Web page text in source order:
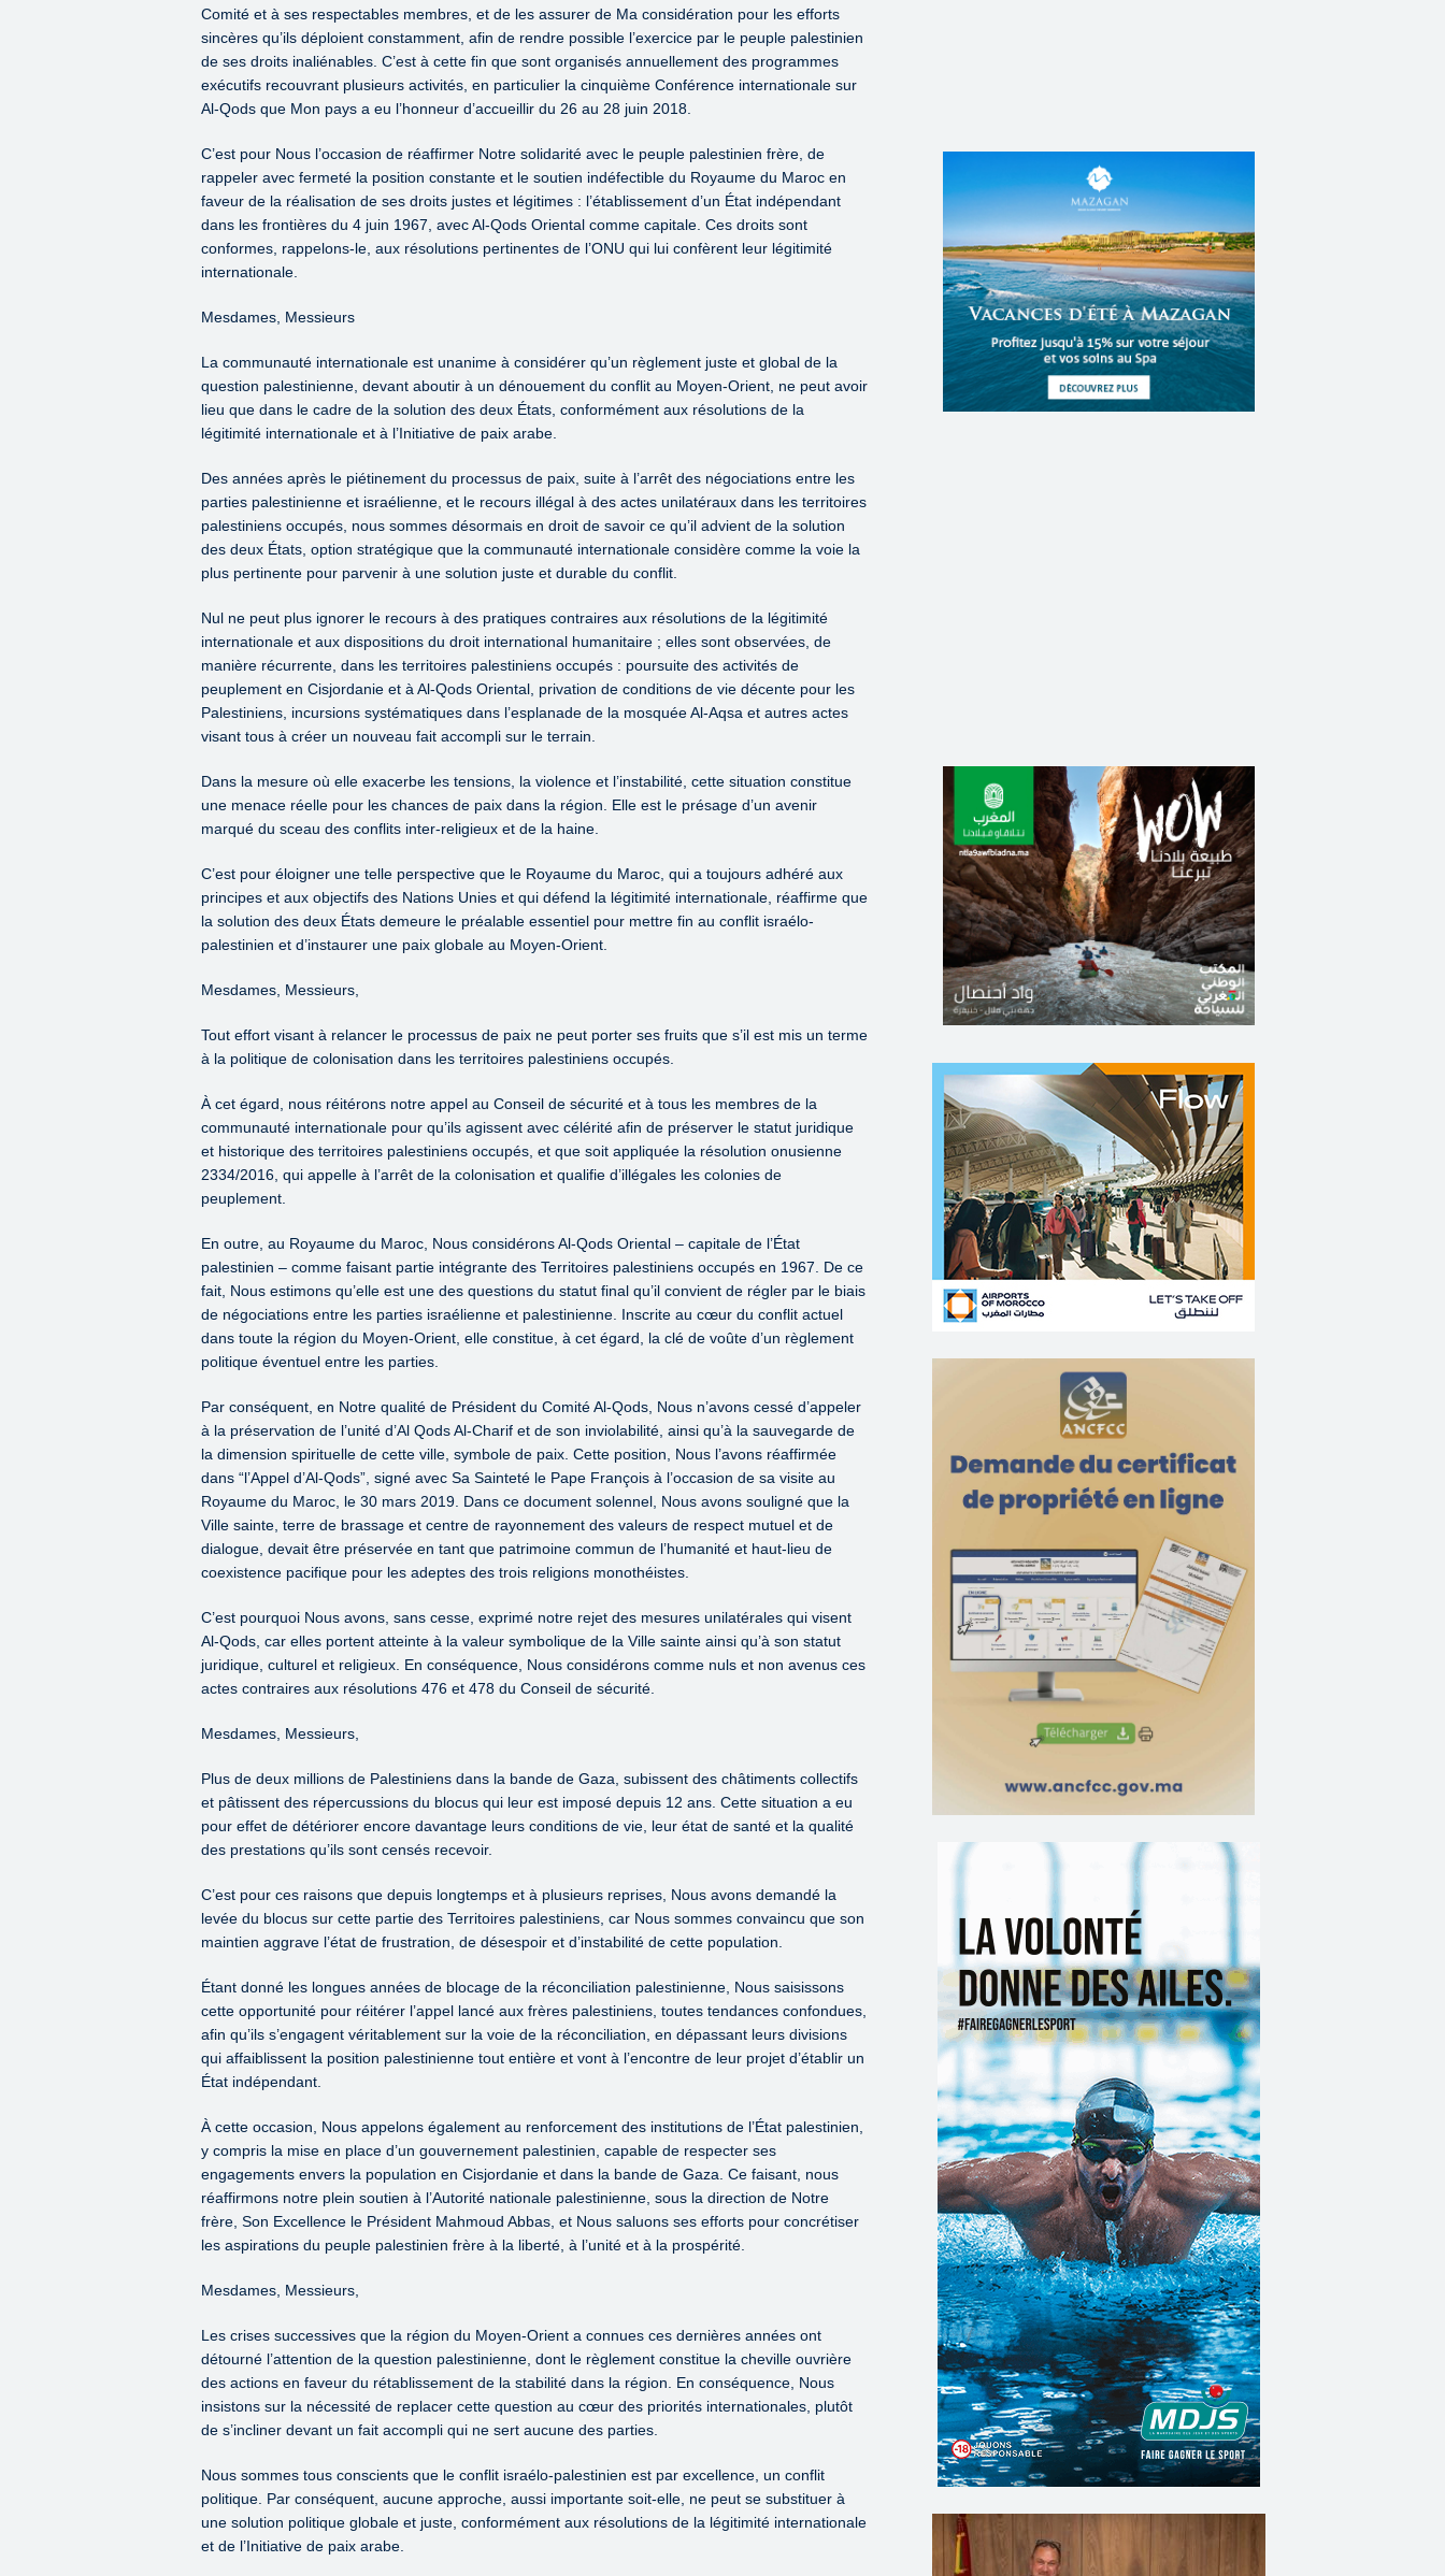
Comité et à ses respectables membres, et de les assurer de Ma considération pour les efforts
sincères qu’ils déploient constamment, afin de rendre possible l’exercice par le peuple palestinien
de ses droits inaliénables. C’est à cette fin que sont organisés annuellement des programmes
exécutifs recouvrant plusieurs activités, en particulier la cinquième Conférence internationale sur
Al-Qods que Mon pays a eu l’honneur d’accueillir du 26 au 28 juin 2018.
C’est pour Nous l’occasion de réaffirmer Notre solidarité avec le peuple palestinien frère, de
rappeler avec fermeté la position constante et le soutien indéfectible du Royaume du Maroc en
faveur de la réalisation de ses droits justes et légitimes : l’établissement d’un État indépendant
dans les frontières du 4 juin 1967, avec Al-Qods Oriental comme capitale. Ces droits sont
conformes, rappelons-le, aux résolutions pertinentes de l’ONU qui lui confèrent leur légitimité
internationale.
Mesdames, Messieurs
La communauté internationale est unanime à considérer qu’un règlement juste et global de la
question palestinienne, devant aboutir à un dénouement du conflit au Moyen-Orient, ne peut avoir
lieu que dans le cadre de la solution des deux États, conformément aux résolutions de la
légitimité internationale et à l’Initiative de paix arabe.
Des années après le piétinement du processus de paix, suite à l’arrêt des négociations entre les
parties palestinienne et israélienne, et le recours illégal à des actes unilatéraux dans les territoires
palestiniens occupés, nous sommes désormais en droit de savoir ce qu’il advient de la solution
des deux États, option stratégique que la communauté internationale considère comme la voie la
plus pertinente pour parvenir à une solution juste et durable du conflit.
Nul ne peut plus ignorer le recours à des pratiques contraires aux résolutions de la légitimité
internationale et aux dispositions du droit international humanitaire ; elles sont observées, de
manière récurrente, dans les territoires palestiniens occupés : poursuite des activités de
peuplement en Cisjordanie et à Al-Qods Oriental, privation de conditions de vie décente pour les
Palestiniens, incursions systématiques dans l’esplanade de la mosquée Al-Aqsa et autres actes
visant tous à créer un nouveau fait accompli sur le terrain.
Dans la mesure où elle exacerbe les tensions, la violence et l’instabilité, cette situation constitue
une menace réelle pour les chances de paix dans la région. Elle est le présage d’un avenir
marqué du sceau des conflits inter-religieux et de la haine.
C’est pour éloigner une telle perspective que le Royaume du Maroc, qui a toujours adhéré aux
principes et aux objectifs des Nations Unies et qui défend la légitimité internationale, réaffirme que
la solution des deux États demeure le préalable essentiel pour mettre fin au conflit israélo-
palestinien et d’instaurer une paix globale au Moyen-Orient.
Mesdames, Messieurs,
Tout effort visant à relancer le processus de paix ne peut porter ses fruits que s’il est mis un terme
à la politique de colonisation dans les territoires palestiniens occupés.
À cet égard, nous réitérons notre appel au Conseil de sécurité et à tous les membres de la
communauté internationale pour qu’ils agissent avec célérité afin de préserver le statut juridique
et historique des territoires palestiniens occupés, et que soit appliquée la résolution onusienne
2334/2016, qui appelle à l’arrêt de la colonisation et qualifie d’illégales les colonies de
peuplement.
En outre, au Royaume du Maroc, Nous considérons Al-Qods Oriental – capitale de l’État
palestinien – comme faisant partie intégrante des Territoires palestiniens occupés en 1967. De ce
fait, Nous estimons qu’elle est une des questions du statut final qu’il convient de régler par le biais
de négociations entre les parties israélienne et palestinienne. Inscrite au cœur du conflit actuel
dans toute la région du Moyen-Orient, elle constitue, à cet égard, la clé de voûte d’un règlement
politique éventuel entre les parties.
Par conséquent, en Notre qualité de Président du Comité Al-Qods, Nous n’avons cessé d’appeler
à la préservation de l’unité d’Al Qods Al-Charif et de son inviolabilité, ainsi qu’à la sauvegarde de
la dimension spirituelle de cette ville, symbole de paix. Cette position, Nous l’avons réaffirmée
dans “l’Appel d’Al-Qods”, signé avec Sa Sainteté le Pape François à l’occasion de sa visite au
Royaume du Maroc, le 30 mars 2019. Dans ce document solennel, Nous avons souligné que la
Ville sainte, terre de brassage et centre de rayonnement des valeurs de respect mutuel et de
dialogue, devait être préservée en tant que patrimoine commun de l’humanité et haut-lieu de
coexistence pacifique pour les adeptes des trois religions monothéistes.
C’est pourquoi Nous avons, sans cesse, exprimé notre rejet des mesures unilatérales qui visent
Al-Qods, car elles portent atteinte à la valeur symbolique de la Ville sainte ainsi qu’à son statut
juridique, culturel et religieux. En conséquence, Nous considérons comme nuls et non avenus ces
actes contraires aux résolutions 476 et 478 du Conseil de sécurité.
Mesdames, Messieurs,
Plus de deux millions de Palestiniens dans la bande de Gaza, subissent des châtiments collectifs
et pâtissent des répercussions du blocus qui leur est imposé depuis 12 ans. Cette situation a eu
pour effet de détériorer encore davantage leurs conditions de vie, leur état de santé et la qualité
des prestations qu’ils sont censés recevoir.
C’est pour ces raisons que depuis longtemps et à plusieurs reprises, Nous avons demandé la
levée du blocus sur cette partie des Territoires palestiniens, car Nous sommes convaincu que son
maintien aggrave l’état de frustration, de désespoir et d’instabilité de cette population.
Étant donné les longues années de blocage de la réconciliation palestinienne, Nous saisissons
cette opportunité pour réitérer l’appel lancé aux frères palestiniens, toutes tendances confondues,
afin qu’ils s’engagent véritablement sur la voie de la réconciliation, en dépassant leurs divisions
qui affaiblissent la position palestinienne tout entière et vont à l’encontre de leur projet d’établir un
État indépendant.
À cette occasion, Nous appelons également au renforcement des institutions de l’État palestinien,
y compris la mise en place d’un gouvernement palestinien, capable de respecter ses
engagements envers la population en Cisjordanie et dans la bande de Gaza. Ce faisant, nous
réaffirmons notre plein soutien à l’Autorité nationale palestinienne, sous la direction de Notre
frère, Son Excellence le Président Mahmoud Abbas, et Nous saluons ses efforts pour concrétiser
les aspirations du peuple palestinien frère à la liberté, à l’unité et à la prospérité.
Mesdames, Messieurs,
Les crises successives que la région du Moyen-Orient a connues ces dernières années ont
détourné l’attention de la question palestinienne, dont le règlement constitue la cheville ouvrière
des actions en faveur du rétablissement de la stabilité dans la région. En conséquence, Nous
insistons sur la nécessité de replacer cette question au cœur des priorités internationales, plutôt
de s’incliner devant un fait accompli qui ne sert aucune des parties.
Nous sommes tous conscients que le conflit israélo-palestinien est par excellence, un conflit
politique. Par conséquent, aucune approche, aussi importante soit-elle, ne peut se substituer à
une solution politique globale et juste, conformément aux résolutions de la légitimité internationale
et de l’Initiative de paix arabe.